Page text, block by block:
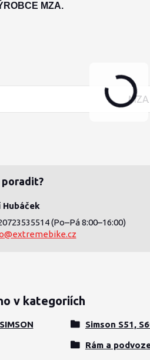
MZA.
MZA
Hubáček
(Po–Pá 8:00–16:00)
v kategoriích
Simson S51,
Rám a